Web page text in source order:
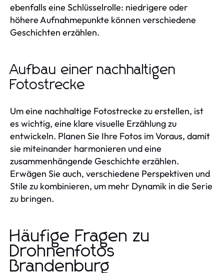
ebenfalls eine Schlüsselrolle: niedrigere oder
höhere Aufnahmepunkte können verschiedene
Geschichten erzählen.
Aufbau einer nachhaltigen
Fotostrecke
Um eine nachhaltige Fotostrecke zu erstellen, ist
es wichtig, eine klare visuelle Erzählung zu
entwickeln. Planen Sie Ihre Fotos im Voraus, damit
sie miteinander harmonieren und eine
zusammenhängende Geschichte erzählen.
Erwägen Sie auch, verschiedene Perspektiven und
Stile zu kombinieren, um mehr Dynamik in die Serie
zu bringen.
Häufige Fragen zu
Drohnenfotos
Brandenburg